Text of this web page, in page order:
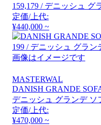
159,179 / デニッシュ グ
定価/上代:
¥440,000 ~
画像はイメージです
MASTERWAL
DANISH GRANDE
デニッシュ グランデ ソ
定価/上代:
¥470,000 ~